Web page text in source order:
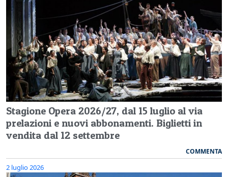
Stagione Opera 2026/27, dal 15 luglio al via
prelazioni e nuovi abbonamenti. Biglietti in
vendita dal 12 settembre
COMMENTA
2 luglio 2026